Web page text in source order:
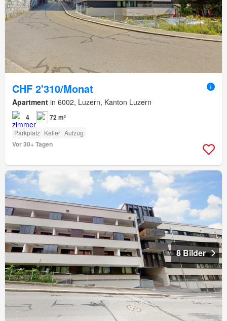
CHF 2'310/Monat
Apartment in 6002, Luzern, Kanton Luzern
4 72 m²
Parkplatz Keller Aufzug
Vor 30+ Tagen
8 Bilder